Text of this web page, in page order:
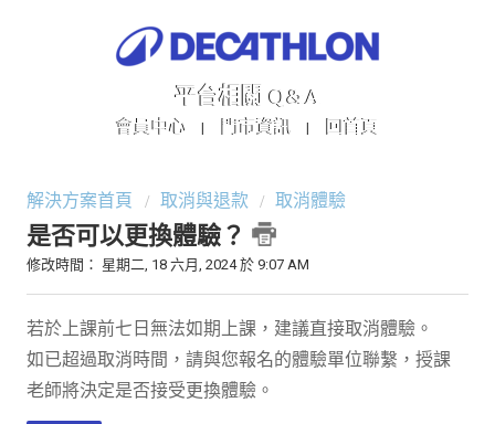
平台相關 Q&A
會員中心 門市資訊 回首頁
解決方案首頁 取消與退款 取消體驗
是否可以更換體驗？
修改時間： 星期二, 18 六月, 2024 於 9:07 AM
若於上課前七日無法如期上課，建議直接取消體驗。
如已超過取消時間，請與您報名的體驗單位聯繫，授課
老師將決定是否接受更換體驗。